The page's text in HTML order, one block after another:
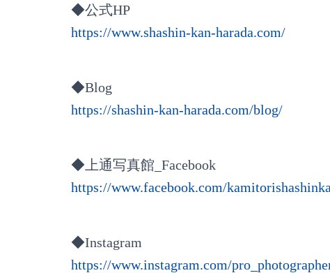
◆公式HP
https://www.shashin-kan-harada.com/
◆Blog
https://shashin-kan-harada.com/blog/
◆上通写真館_Facebook
https://www.facebook.com/
◆Instagram
https://www.instagram.com/